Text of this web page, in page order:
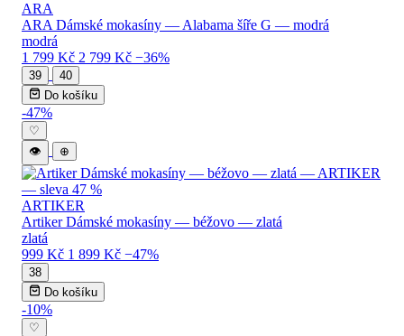
ARA
ARA Dámské mokasíny — Alabama šíře G — modrá
modrá
1 799 Kč 2 799 Kč −36%
39
40
Do košíku
-47%
♡
👁
⊕
ARTIKER
Artiker Dámské mokasíny — béžovo — zlatá
zlatá
999 Kč 1 899 Kč −47%
38
Do košíku
-10%
♡